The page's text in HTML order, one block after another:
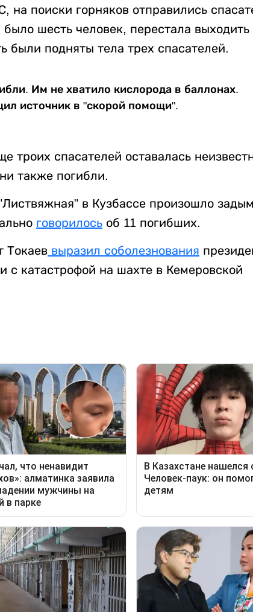
поиски горняков отправились
шесть человек, перестала выходить
были подняты тела трех спасателей.
Им не хватило кислорода в баллонах.
источник в "скорой помощи".
троих спасателей оставалась
также погибли.
в Кузбассе произошло
говорилось об 11 погибших.
Токаев выразил соболезнования
с катастрофой на шахте в Кемеровской